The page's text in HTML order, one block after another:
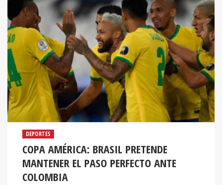
DEPORTES
COPA AMÉRICA: BRASIL PRETENDE
MANTENER EL PASO PERFECTO ANTE
COLOMBIA